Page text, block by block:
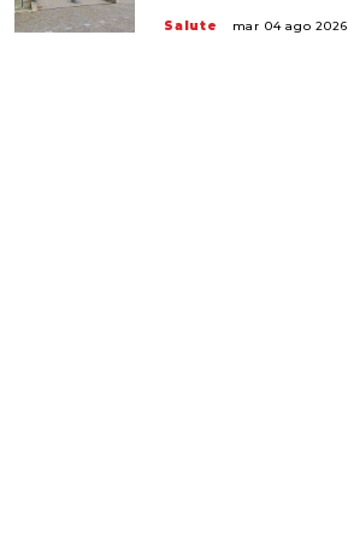
Salute mar 04 ago 2026